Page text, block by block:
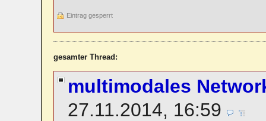
Eintrag gesperrt
gesamter Thread:
multimodales
27.11.2014, 16:59